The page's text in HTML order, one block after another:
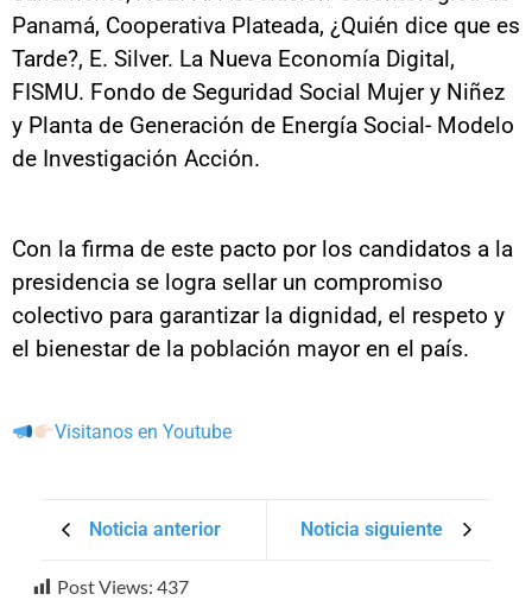
Panamá, Cooperativa Plateada, ¿Quién dice que es
Tarde?, E. Silver. La Nueva Economía Digital,
FISMU. Fondo de Seguridad Social Mujer y Niñez
y Planta de Generación de Energía Social- Modelo
de Investigación Acción.
Con la firma de este pacto por los candidatos a la
presidencia se logra sellar un compromiso
colectivo para garantizar la dignidad, el respeto y
el bienestar de la población mayor en el país.
Visitanos en Youtube
Noticia anterior Noticia siguiente
Post Views: 437